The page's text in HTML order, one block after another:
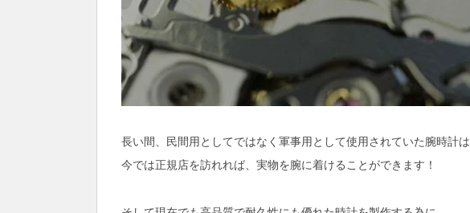
長い間、民間用としてではなく軍事用として使用されていた腕時計は
今では正規店を訪れれば、実物を腕に着けることができます！